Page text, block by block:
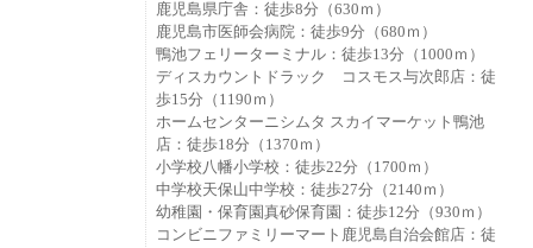
鹿児島県庁舎：徒歩8分（630ｍ）
鹿児島市医師会病院：徒歩9分（680ｍ）
鴨池フェリーターミナル：徒歩13分（1000ｍ）
ディスカウントドラック コスモス与次郎店：徒
歩15分（1190ｍ）
ホームセンターニシムタ スカイマーケット鴨池
店：徒歩18分（1370ｍ）
小学校八幡小学校：徒歩22分（1700ｍ）
中学校天保山中学校：徒歩27分（2140ｍ）
幼稚園・保育園真砂保育園：徒歩12分（930ｍ）
コンビニファミリーマート鹿児島自治会館店：徒